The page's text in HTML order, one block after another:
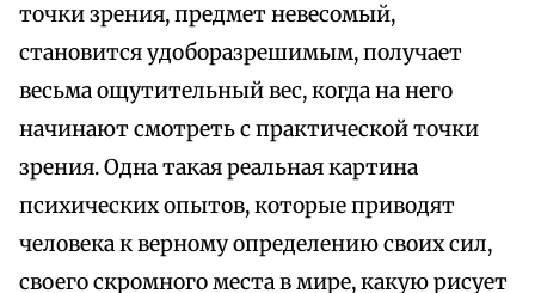
точки зрения, предмет невесомый,
становится удоборазрешимым, получает
весьма ощутительный вес, когда на него
начинают смотреть с практической точки
зрения. Одна такая реальная картина
психических опытов, которые приводят
человека к верному определению своих сил,
своего скромного места в мире, какую рисует